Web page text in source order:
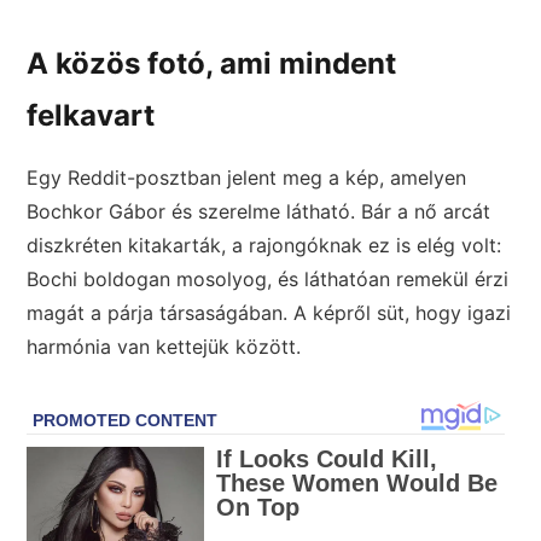
A közös fotó, ami mindent
felkavart
Egy Reddit-posztban jelent meg a kép, amelyen
Bochkor Gábor és szerelme látható. Bár a nő arcát
diszkréten kitakarták, a rajongóknak ez is elég volt:
Bochi boldogan mosolyog, és láthatóan remekül érzi
magát a párja társaságában. A képről süt, hogy igazi
harmónia van kettejük között.